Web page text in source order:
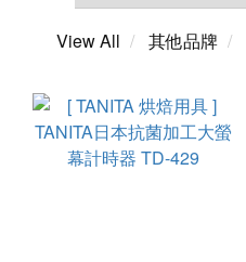
View All 其他品牌